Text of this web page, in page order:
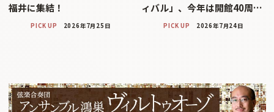
福井に集結！
PICK UP 2026年7月25日
ィバル」、今年は開館40周…
PICK UP 2026年7月24日